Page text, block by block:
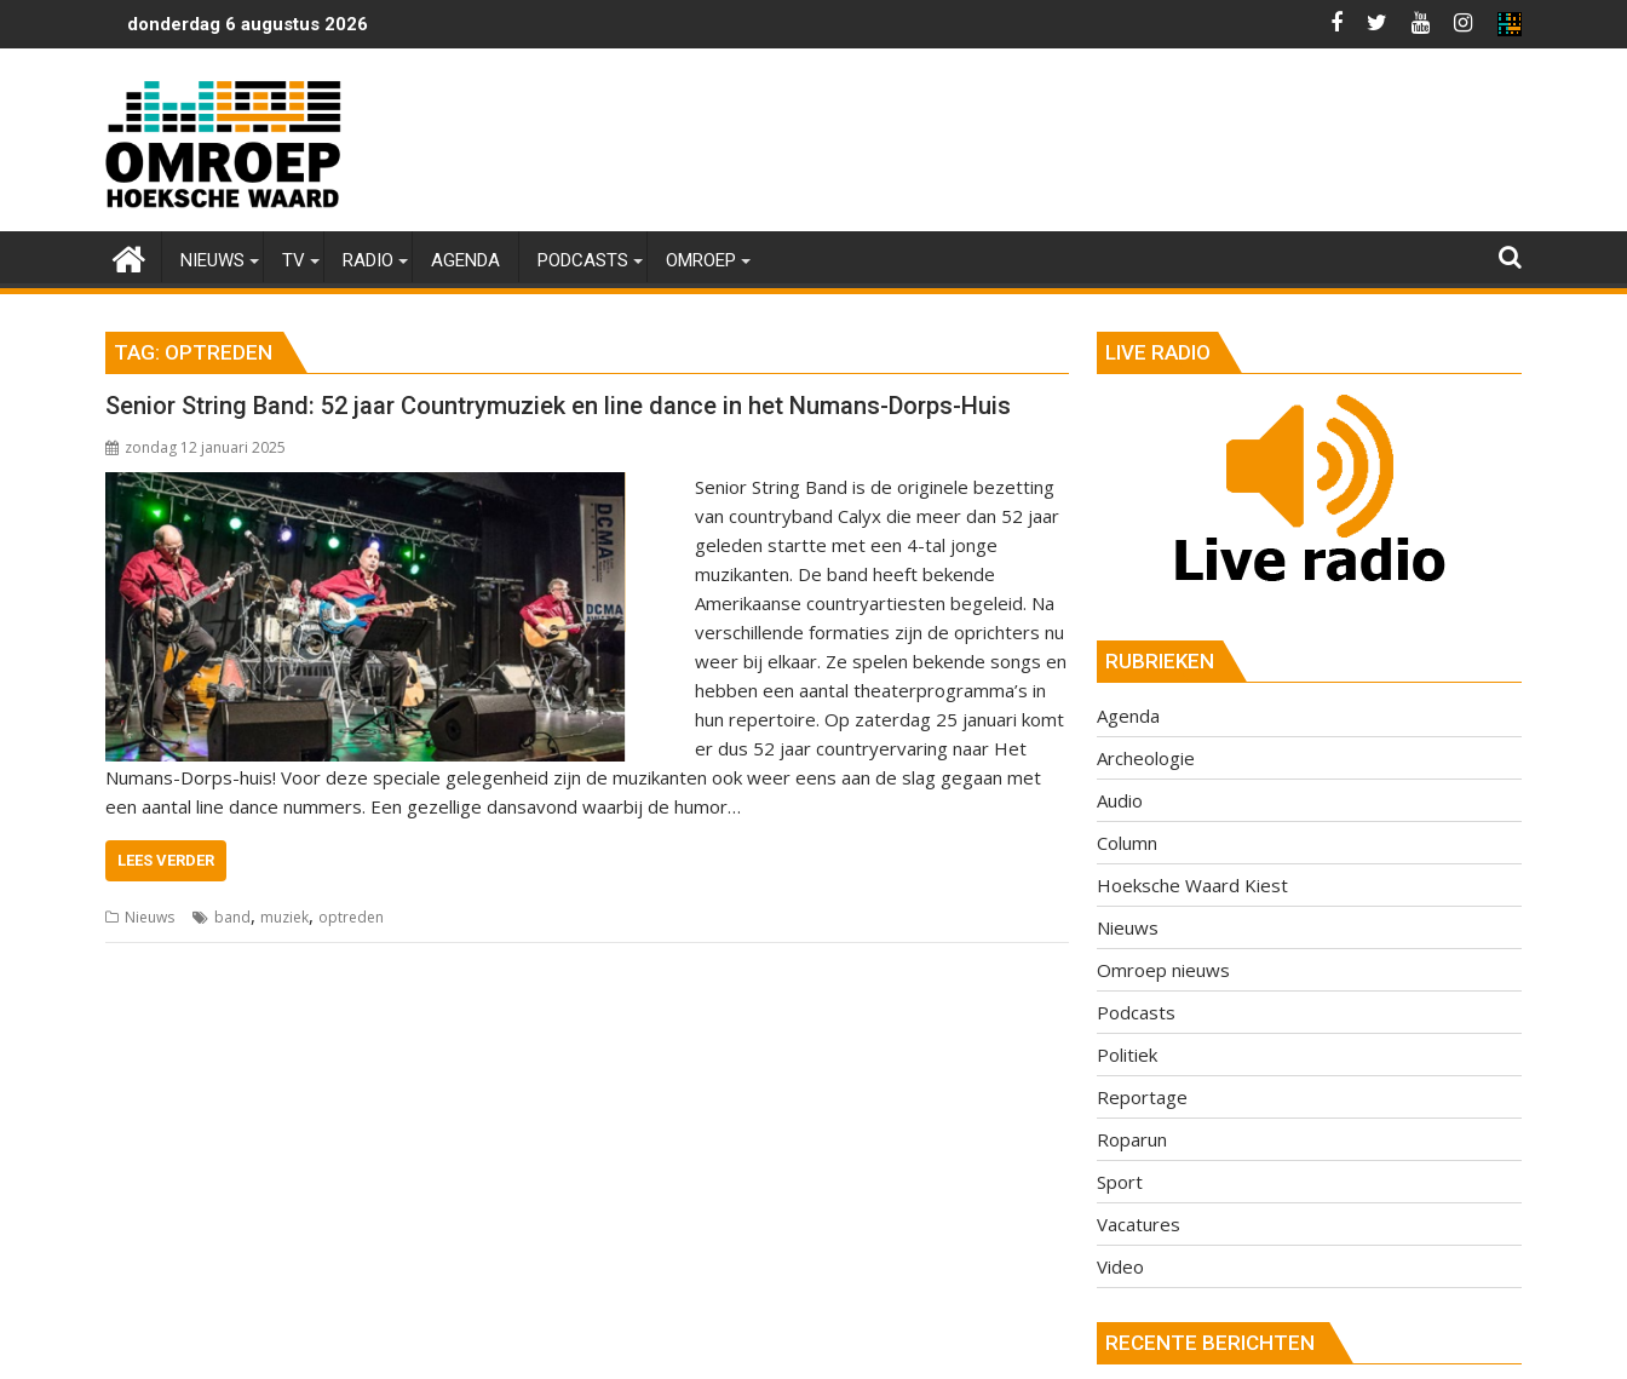
naar
donderdag 6 augustus 2026
NIEUWS TV RADIO AGENDA PODCASTS OMROEP
TAG: OPTREDEN
Senior String Band: 52 jaar Countrymuziek en line dance in het Numans-Dorps-Huis
zondag 12 januari 2025
Senior String Band is de originele bezetting
van countryband Calyx die meer dan 52 jaar
geleden startte met een 4-tal jonge
muzikanten. De band heeft bekende
Amerikaanse countryartiesten begeleid. Na
verschillende formaties zijn de oprichters nu
weer bij elkaar. Ze spelen bekende songs en
hebben een aantal theaterprogramma’s in
hun repertoire. Op zaterdag 25 januari komt
er dus 52 jaar countryervaring naar Het
Numans-Dorps-huis! Voor deze speciale gelegenheid zijn de muzikanten ook weer eens aan de slag gegaan met
een aantal line dance nummers. Een gezellige dansavond waarbij de humor…
LEES VERDER
Nieuws band, muziek, optreden
LIVE RADIO
RUBRIEKEN
Agenda
Archeologie
Audio
Column
Hoeksche Waard Kiest
Nieuws
Omroep nieuws
Podcasts
Politiek
Reportage
Roparun
Sport
Vacatures
Video
RECENTE BERICHTEN